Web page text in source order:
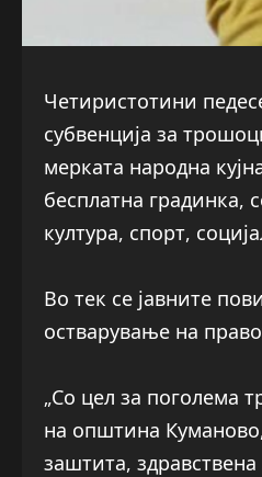
Четиристотини
субвенција за
мерката народна
бесплатна градинка,
култура, спорт,
Во тек се јавните
остварување на
„Со цел за поголема
на општина
заштита,